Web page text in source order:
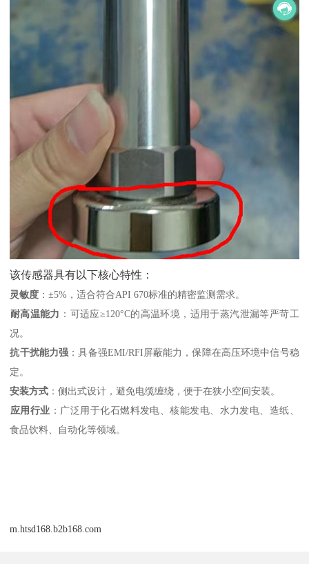
该传感器具有以下核心特性：
灵敏度 ‌：±5%，适合符合API 670标准的精密监测需求。
耐高温能力 ‌：可适应≥120°C的高温环境，适用于蒸汽泄漏等严苛工
况。
抗干扰能力强 ‌：具备强EMI/RFI屏蔽能力，保障在高压环境中信号稳
定。
安装方式 ‌：侧出式设计，避免电缆缠绕，便于在狭小空间安装。
应用行业 ‌：广泛用于化石燃料发电、核能发电、水力发电、造纸、
食品饮料、自动化等领域。
m.htsd168.b2b168.com